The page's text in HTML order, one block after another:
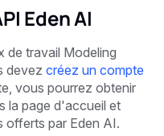
Eden AI
de travail Modeling
devez créez un compte
vous pourrez obtenir
la page d'accueil et
offerts par Eden AI.